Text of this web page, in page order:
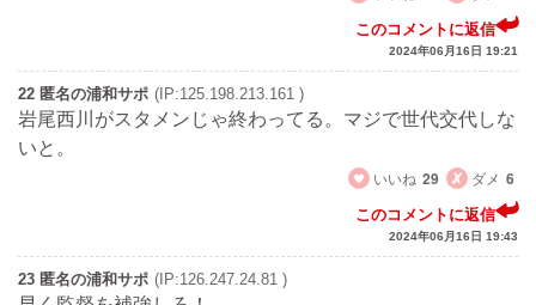
このコメントに返信
2024年06月16日 19:21
22 匿名の浦和サポ (IP:125.198.213.161 )
岩尾西川がスタメンじゃ終わってる。マジで世代交代しな
いと。
いいね 29 ダメ 6
このコメントに返信
2024年06月16日 19:43
23 匿名の浦和サポ (IP:126.247.24.81 )